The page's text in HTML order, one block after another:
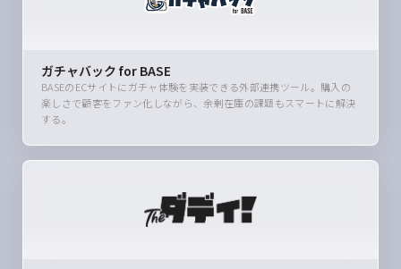
ガチャバック for BASE
BASEのECサイトにガチャ体験を実装できる外部連携ツール。購入の
楽しさで顧客をファン化しながら、余剰在庫の課題もスマートに解決
する。